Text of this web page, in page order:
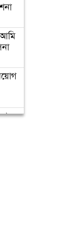
আমি
পদে